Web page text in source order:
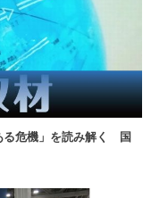
る危機」を読み解く 国